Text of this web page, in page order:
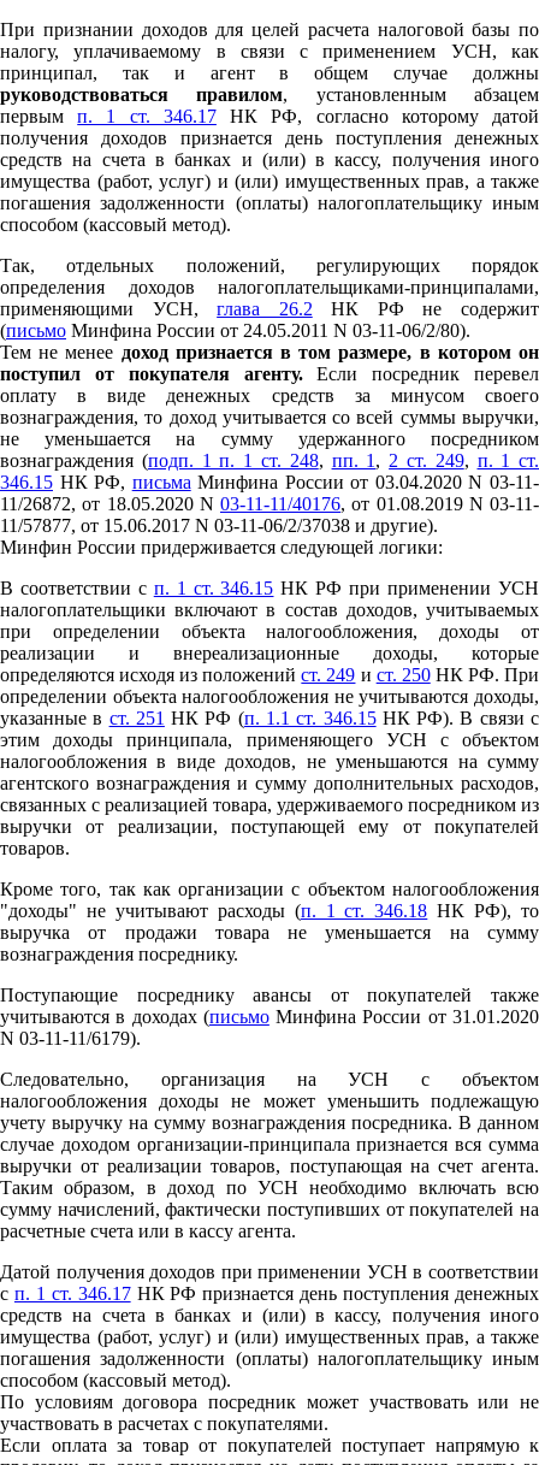
При признании доходов для целей расчета налоговой базы по
налогу, уплачиваемому в связи с применением УСН, как
принципал, так и агент в общем случае должны
руководствоваться правилом, установленным абзацем
первымп. 1 ст. 346.17НК РФ, согласно которому датой
получения доходов признается день поступления денежных
средств на счета в банках и (или) в кассу, получения иного
имущества (работ, услуг) и (или) имущественных прав, а также
погашения задолженности (оплаты) налогоплательщику иным
способом (кассовый метод).
Так, отдельных положений, регулирующих порядок
определения доходов налогоплательщиками-принципалами,
применяющими УСН,глава 26.2 НК РФ не содержит
(письмо Минфина России от 24.05.2011 N 03-11-06/2/80).
Тем не менее доход признается в том размере, в котором он
поступил от покупателя агенту.Если посредник перевел
оплату в виде денежных средств за минусом своего
вознаграждения, то доход учитывается со всей суммы выручки,
не уменьшается на сумму удержанного посредником
вознаграждения (подп. 1 п. 1 ст. 248, пп. 1 , 2 ст. 249, п. 1 ст.
346.15 НК РФ, письма Минфина России от 03.04.2020 N 03-11-
11/26872, от 18.05.2020 N 03-11-11/40176, от 01.08.2019 N 03-11-
11/57877, от 15.06.2017 N 03-11-06/2/37038 и другие).
Минфин России придерживается следующей логики:
В соответствии с п. 1 ст. 346.15 НК РФ при применении УСН
налогоплательщики включают в состав доходов, учитываемых
при определении объекта налогообложения, доходы от
реализации и внереализационные доходы, которые
определяются исходя из положенийст. 249 и ст. 250НК РФ. При
определении объекта налогообложения не учитываются доходы,
указанные в ст. 251 НК РФ (п. 1.1 ст. 346.15НК РФ). В связи с
этим доходы принципала, применяющего УСН с объектом
налогообложения в виде доходов, не уменьшаются на сумму
агентского вознаграждения и сумму дополнительных расходов,
связанных с реализацией товара, удерживаемого посредником из
выручки от реализации, поступающей ему от покупателей
товаров.
Кроме того, так как организации с объектом налогообложения
"доходы" не учитывают расходы (п. 1 ст. 346.18 НК РФ), то
выручка от продажи товара не уменьшается на сумму
вознаграждения посреднику.
Поступающие посреднику авансы от покупателей также
учитываются в доходах (письмоМинфина России от 31.01.2020
N 03-11-11/6179).
Следовательно, организация на УСН с объектом
налогообложения доходы не может уменьшить подлежащую
учету выручку на сумму вознаграждения посредника. В данном
случае доходом организации-принципала признается вся сумма
выручки от реализации товаров, поступающая на счет агента.
Таким образом, в доход по УСН необходимо включать всю
сумму начислений, фактически поступивших от покупателей на
расчетные счета или в кассу агента.
Датой получения доходов при применении УСН в соответствии
с п. 1 ст. 346.17НК РФ признается день поступления денежных
средств на счета в банках и (или) в кассу, получения иного
имущества (работ, услуг) и (или) имущественных прав, а также
погашения задолженности (оплаты) налогоплательщику иным
способом (кассовый метод).
По условиям договора посредник может участвовать или не
участвовать в расчетах с покупателями.
Если оплата за товар от покупателей поступает напрямую к